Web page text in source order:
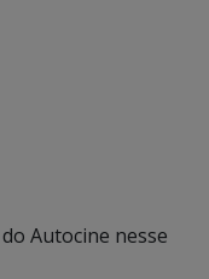
Autocine nesse